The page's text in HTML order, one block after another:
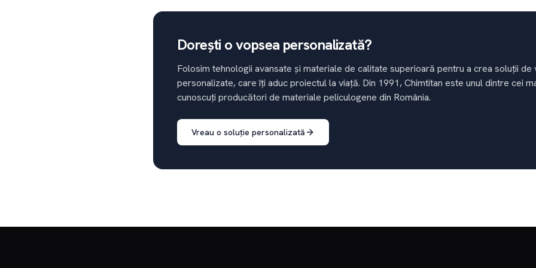
Dorești o vopsea personalizată?
Folosim tehnologii avansate și materiale de calitate superioară pentru a crea soluții de
personalizate, care îți aduc proiectul la viață. Din 1991, Chimtitan este unul dintre cei
cunoscuți producători de materiale peliculogene din România.
Vreau o soluție personalizată